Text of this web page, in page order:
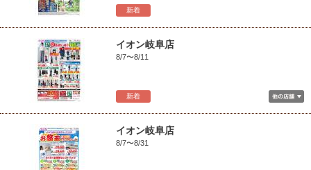
新着
新着
イオン岐阜店
8/7〜8/11
イオン岐阜店
8/7〜8/31